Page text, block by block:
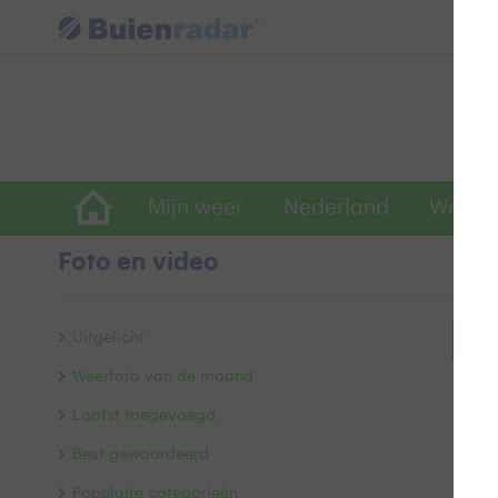
Mijn weer Nederland
Foto en video
Uitgelicht
Weerfoto van de maand
Laatst toegevoegd
Best gewaardeerd
Populaire categorieën